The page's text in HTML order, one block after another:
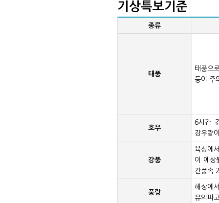
기상특보기준
종류
태풍
태풍으
등이 주
호우
6시간
강우량
강풍
육상에
이 예상
간풍속
풍랑
해상에
유의파